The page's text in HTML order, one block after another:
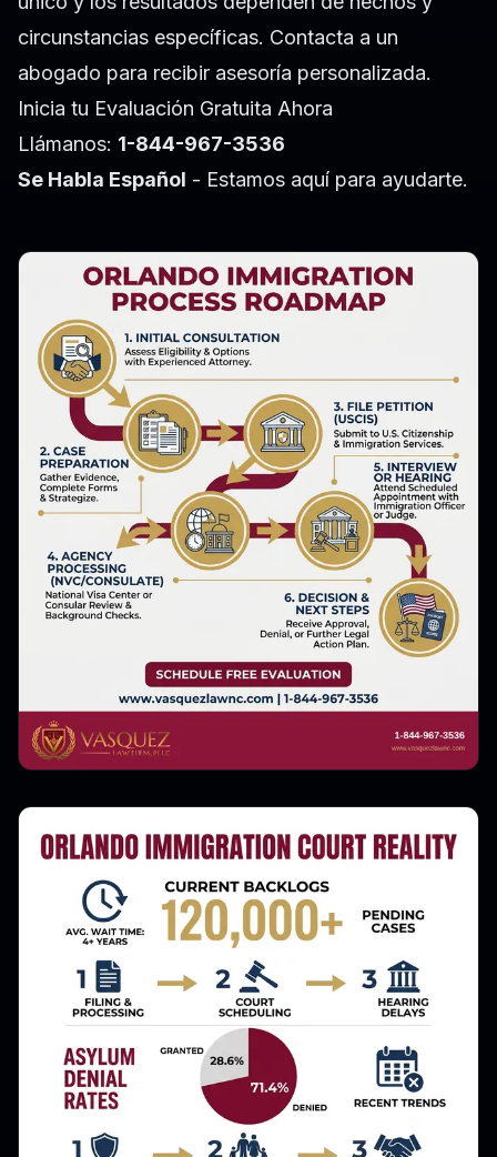
circunstancias específicas. Contacta a un
abogado para recibir asesoría personalizada.
Inicia tu Evaluación Gratuita Ahora
Llámanos: 1-844-967-3536
Se Habla Español - Estamos aquí para ayudarte.